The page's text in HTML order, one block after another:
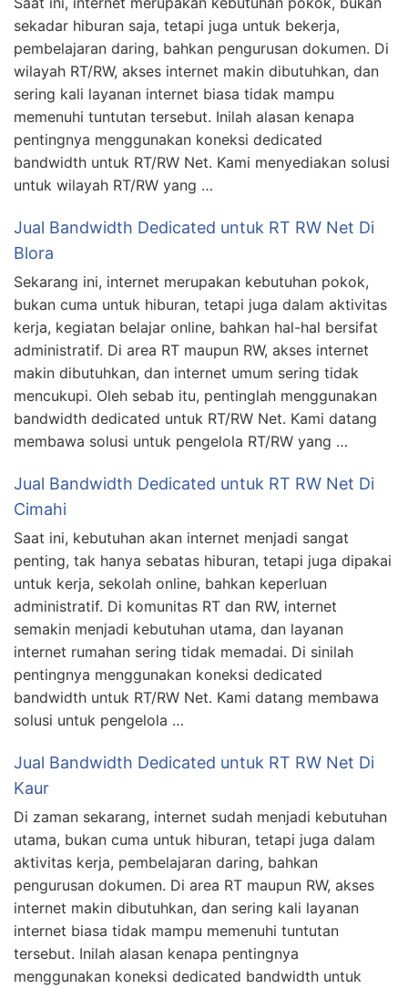
sekadar hiburan saja, tetapi juga untuk bekerja,
pembelajaran daring, bahkan pengurusan dokumen. Di
wilayah RT/RW, akses internet makin dibutuhkan, dan
sering kali layanan internet biasa tidak mampu
memenuhi tuntutan tersebut. Inilah alasan kenapa
pentingnya menggunakan koneksi dedicated
bandwidth untuk RT/RW Net. Kami menyediakan solusi
untuk wilayah RT/RW yang …
Jual Bandwidth Dedicated untuk RT RW Net Di
Blora
Sekarang ini, internet merupakan kebutuhan pokok,
bukan cuma untuk hiburan, tetapi juga dalam aktivitas
kerja, kegiatan belajar online, bahkan hal-hal bersifat
administratif. Di area RT maupun RW, akses internet
makin dibutuhkan, dan internet umum sering tidak
mencukupi. Oleh sebab itu, pentinglah menggunakan
bandwidth dedicated untuk RT/RW Net. Kami datang
membawa solusi untuk pengelola RT/RW yang …
Jual Bandwidth Dedicated untuk RT RW Net Di
Cimahi
Saat ini, kebutuhan akan internet menjadi sangat
penting, tak hanya sebatas hiburan, tetapi juga dipakai
untuk kerja, sekolah online, bahkan keperluan
administratif. Di komunitas RT dan RW, internet
semakin menjadi kebutuhan utama, dan layanan
internet rumahan sering tidak memadai. Di sinilah
pentingnya menggunakan koneksi dedicated
bandwidth untuk RT/RW Net. Kami datang membawa
solusi untuk pengelola …
Jual Bandwidth Dedicated untuk RT RW Net Di
Kaur
Di zaman sekarang, internet sudah menjadi kebutuhan
utama, bukan cuma untuk hiburan, tetapi juga dalam
aktivitas kerja, pembelajaran daring, bahkan
pengurusan dokumen. Di area RT maupun RW, akses
internet makin dibutuhkan, dan sering kali layanan
internet biasa tidak mampu memenuhi tuntutan
tersebut. Inilah alasan kenapa pentingnya
menggunakan koneksi dedicated bandwidth untuk